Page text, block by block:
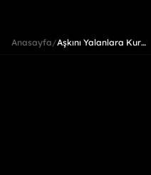
Anasayfa/Aşkını Yalanlara Kur…